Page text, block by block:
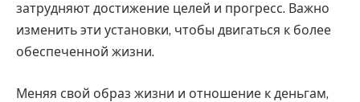
затрудняют достижение целей и прогресс. Важно
изменить эти установки, чтобы двигаться к более
обеспеченной жизни.
Меняя свой образ жизни и отношение к деньгам,